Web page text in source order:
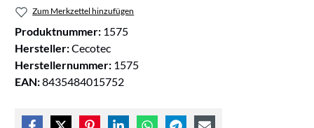
Zum Merkzettel hinzufügen
Produktnummer: 1575
Hersteller:Cecotec
Herstellernummer: 1575
EAN:8435484015752